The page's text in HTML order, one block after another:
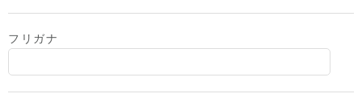
フリガナ